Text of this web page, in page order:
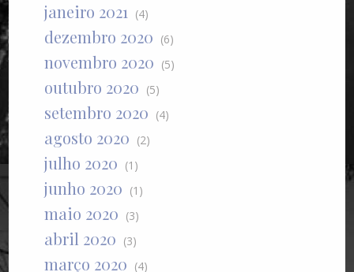
janeiro 2021 (4)
dezembro 2020 (6)
novembro 2020 (5)
outubro 2020 (5)
setembro 2020 (4)
agosto 2020 (2)
julho 2020 (1)
junho 2020 (1)
maio 2020 (3)
abril 2020 (3)
março 2020 (4)